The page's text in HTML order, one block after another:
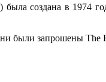
создана в 1974
были запрошены The